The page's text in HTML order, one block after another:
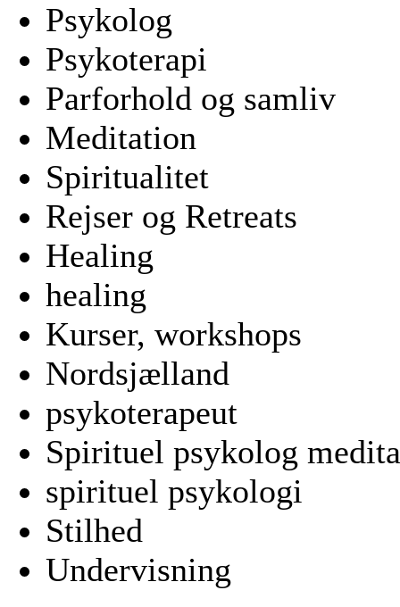
Psykolog
Psykoterapi
Parforhold og samliv
Meditation
Spiritualitet
Rejser og Retreats
Healing
healing
Kurser, workshops
Nordsjælland
psykoterapeut
Spirituel psykolog
spirituel psykologi
Stilhed
Undervisning